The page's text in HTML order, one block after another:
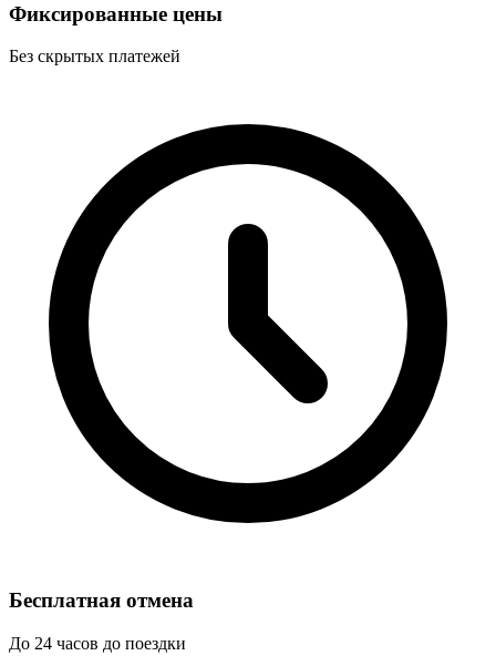
Фиксированные цены
Без скрытых платежей
Бесплатная отмена
До 24 часов до поездки